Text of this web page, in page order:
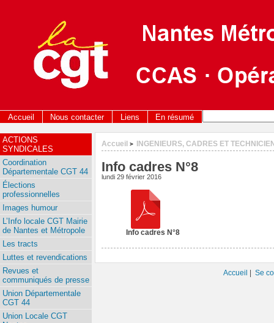
Accueil Nous contacter Liens En résumé
Accueil > INGENIEURS, CADRES ET
Info cadres N°8
lundi 29 février 2016
Info cadres N°8
ACTIONS
SYNDICALES
Coordination
Départementale CGT 44
Élections
professionnelles
Images humour
L’Info locale CGT Mairie
de Nantes et Métropole
Les tracts
Luttes et revendications
Revues et
communiqués de presse
Union Départementale
CGT 44
Union Locale CGT
Accueil | Se